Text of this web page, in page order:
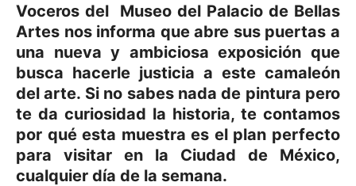
Voceros del Museo del Palacio de Bellas
Artes nos informa que abre sus puertas a
una nueva y ambiciosa exposición que
busca hacerle justicia a este camaleón
del arte. Si no sabes nada de pintura pero
te da curiosidad la historia, te contamos
por qué esta muestra es el plan perfecto
para visitar en la Ciudad de México,
cualquier día de la semana.